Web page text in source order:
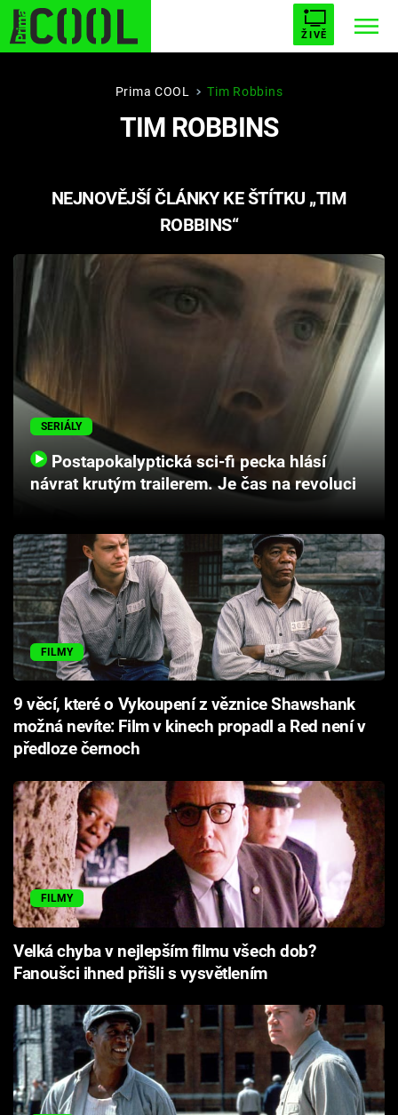
ŽIVĚ
STARHOUSE BUFFY, PŘEMOŽITELKA UPÍRŮ
PLNEJ KOTEL AVENGERS 5
Filmy
Seriály
Hry
Cool Esport
Pořady
Sledujte prima+
Přihlášení
Sledujte nás
Prima COOL Tim Robbins
TIM ROBBINS
NEJNOVĚJŠÍ ČLÁNKY KE ŠTÍTKU „TIM
ROBBINS“
SERIÁLY
Postapokalyptická sci-fi pecka hlásí
návrat krutým trailerem. Je čas na revoluci
FILMY
9 věcí, které o Vykoupení z věznice Shawshank
možná nevíte: Film v kinech propadl a Red není v
předloze černoch
FILMY
Velká chyba v nejlepším filmu všech dob?
Fanoušci ihned přišli s vysvětlením